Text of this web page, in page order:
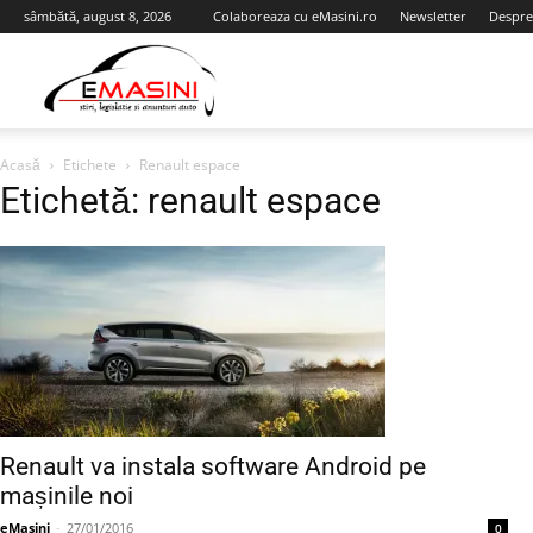
sâmbătă, august 8, 2026 Colaboreaza cu eMasini.ro Newsletter
Acasă Etichete Renault espace
Etichetă: renault espace
Renault va instala software Android pe
mașinile noi
eMasini - 27/01/2016 0